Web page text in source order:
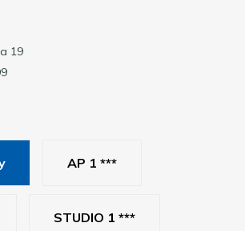
19
AP 1 ***
STUDIO 1 ***